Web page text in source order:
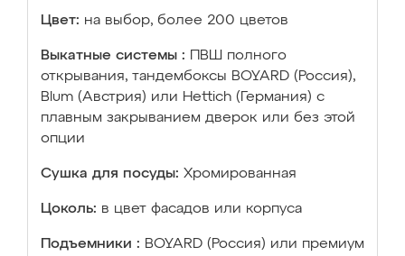
Цвет: на выбор, более 200 цветов
Выкатные системы :
ПВШ полного
открывания, тандембоксы BOYARD (Россия),
Blum (Австрия) или Hettich (Германия) с
плавным закрыванием дверок или без этой
опции
Сушка для посуды: Хромированная
Цоколь: в цвет фасадов или корпуса
Подъемники : BOYARD (Россия) или премиум